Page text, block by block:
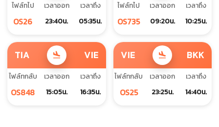
ไฟล์ทไป
OS26
เวลาออก
23:40น.
เวลาถึง
05:35น.
ไฟล์ทไป
OS735
เวลาออก
09:20น.
เวลาถึง
10:25น.
TIA flight_land VIE
ไฟล์ทกลับ
OS848
เวลาออก
15:05น.
เวลาถึง
16:35น.
VIE flight_land BKK
ไฟล์ทกลับ
OS25
เวลาออก
23:25น.
เวลาถึง
14:40น.